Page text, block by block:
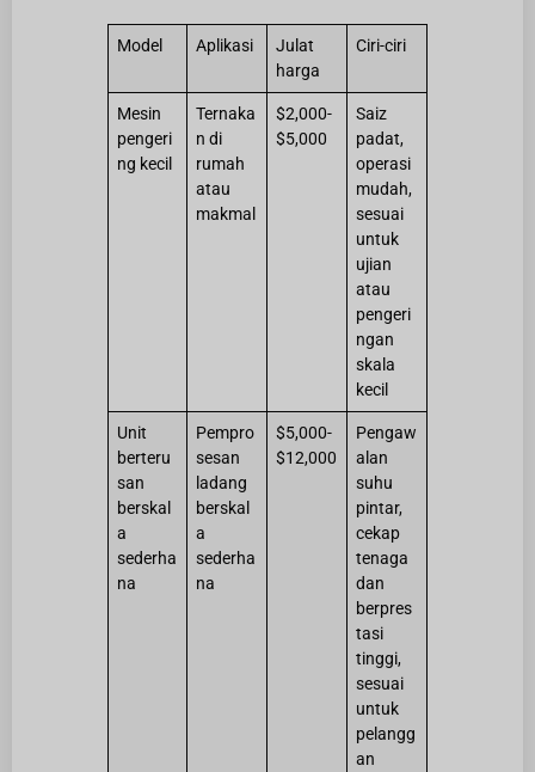
Model Aplikasi
Julat
harga
Ciri-ciri
Mesin
pengeri
ng kecil
Ternaka
n di
rumah
atau
makmal
$2,000-
$5,000
Saiz
padat,
operasi
mudah,
sesuai
untuk
ujian
atau
pengeri
ngan
skala
kecil
Unit
berteru
san
berskal
a
sederha
na
Pempro
sesan
ladang
berskal
a
sederha
na
$5,000-
$12,000
Pengaw
alan
suhu
pintar,
cekap
tenaga
dan
berpres
tasi
tinggi,
sesuai
untuk
pelangg
an